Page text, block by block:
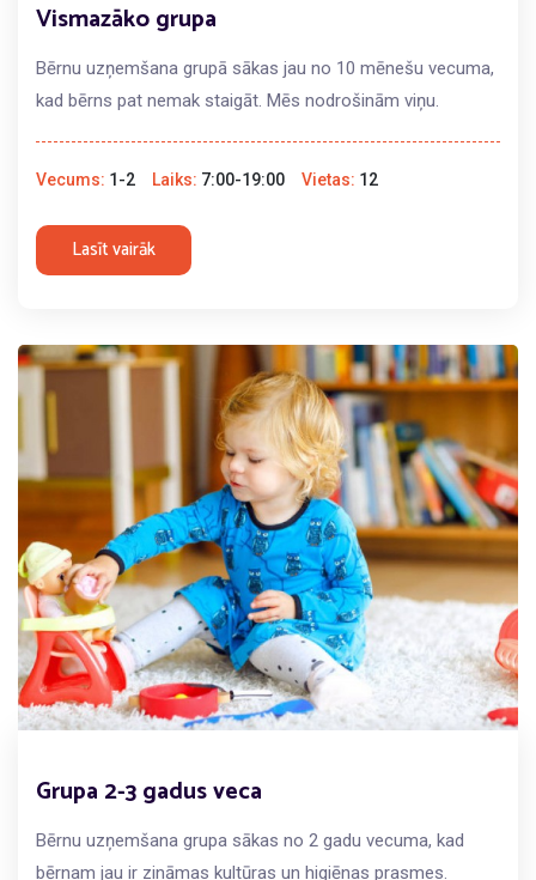
Vismazāko grupa
Bērnu uzņemšana grupā sākas jau no 10 mēnešu vecuma,
kad bērns pat nemak staigāt. Mēs nodrošinām viņu.
Vecums: 1-2 Laiks: 7:00-19:00 Vietas: 12
Lasīt vairāk
Grupa 2-3 gadus veca
Bērnu uzņemšana grupa sākas no 2 gadu vecuma, kad
bērnam jau ir zināmas kultūras un higiēnas prasmes.